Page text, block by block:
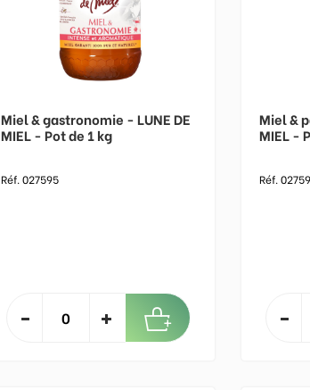
Miel & gastronomie - LUNE DE
MIEL - Pot de 1 kg
Réf. 027595
Miel &
MIEL -
Réf.